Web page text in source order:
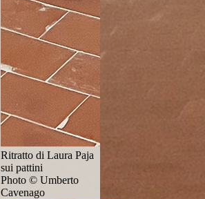
Ritratto di Laura Paja
sui pattini
Photo © Umberto
Cavenago